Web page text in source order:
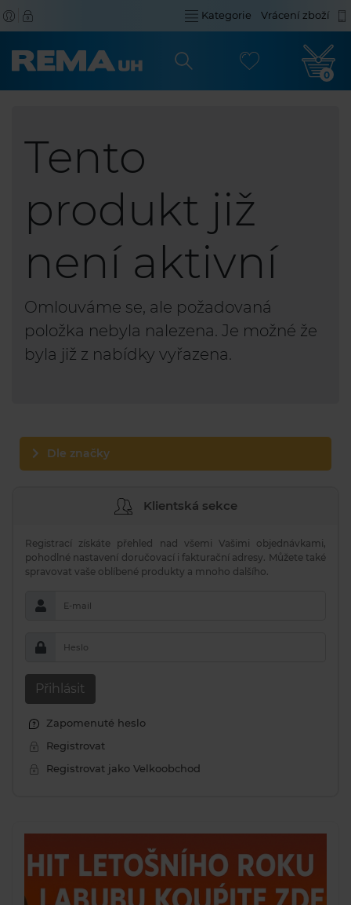
Kategorie Vrácení zboží
0
Tento
produkt již
není aktivní
Omlouváme se, ale požadovaná
položka nebyla nalezena. Je možné že
byla již z nabídky vyřazena.
Dle značky
Klientská sekce
Registrací získáte přehled nad všemi Vašimi objednávkami,
pohodlné nastavení doručovací i fakturační adresy. Můžete také
spravovat vaše oblíbené produkty a mnoho dalšího.
E-mail
Heslo
Přihlásit
Zapomenuté heslo
Registrovat
Registrovat jako Velkoobchod